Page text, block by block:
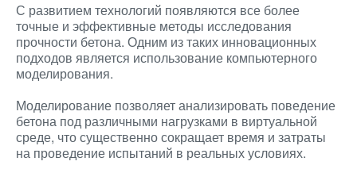
С развитием технологий появляются все более
точные и эффективные методы исследования
прочности бетона. Одним из таких инновационных
подходов является использование компьютерного
моделирования.
Моделирование позволяет анализировать поведение
бетона под различными нагрузками в виртуальной
среде, что существенно сокращает время и затраты
на проведение испытаний в реальных условиях.